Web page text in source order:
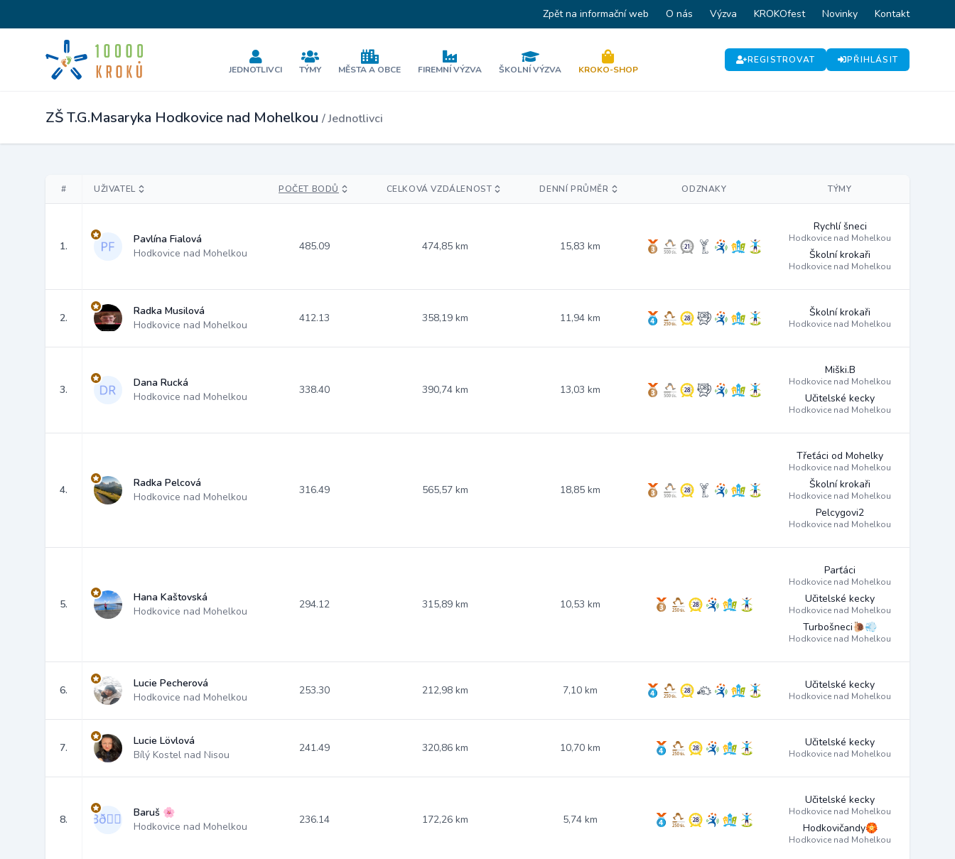
Zpět na informační web O nás Výzva KROKOfest Novinky Kontakt
JEDNOTLIVCI TÝMY MĚSTA A OBCE FIREMNÍ VÝZVA ŠKOLNÍ VÝZVA KROKO-SHOP
REGISTROVAT PŘIHLÁSIT
ZŠ T.G.Masaryka Hodkovice nad Mohelkou / Jednotlivci
# UŽIVATEL POČET BODŮ CELKOVÁ VZDÁLENOST DENNÍ PRŮMĚR ODZNAKY TÝMY
1.
Pavlína Fialová
Hodkovice nad Mohelkou
485.09 474,85 km 15,83 km
Rychlí šneci
Hodkovice nad Mohelkou
Školní krokaři
Hodkovice nad Mohelkou
2.
Radka Musilová
Hodkovice nad Mohelkou
412.13 358,19 km 11,94 km Školní krokaři
Hodkovice nad Mohelkou
3.
Dana Rucká
Hodkovice nad Mohelkou
338.40 390,74 km 13,03 km
Miški.B
Hodkovice nad Mohelkou
Učitelské kecky
Hodkovice nad Mohelkou
4.
Radka Pelcová
Hodkovice nad Mohelkou
316.49 565,57 km 18,85 km
Třeťáci od Mohelky
Hodkovice nad Mohelkou
Školní krokaři
Hodkovice nad Mohelkou
Pelcygovi2
Hodkovice nad Mohelkou
5.
Hana Kaštovská
Hodkovice nad Mohelkou
294.12 315,89 km 10,53 km
Parťáci
Hodkovice nad Mohelkou
Učitelské kecky
Hodkovice nad Mohelkou
Turbošneci🐌💨
Hodkovice nad Mohelkou
6.
Lucie Pecherová
Hodkovice nad Mohelkou
253.30 212,98 km 7,10 km Učitelské kecky
Hodkovice nad Mohelkou
7.
Lucie Lövlová
Bílý Kostel nad Nisou
241.49 320,86 km 10,70 km Učitelské kecky
Hodkovice nad Mohelkou
8.
Baruš 🌸
Hodkovice nad Mohelkou
236.14 172,26 km 5,74 km
Učitelské kecky
Hodkovice nad Mohelkou
Hodkovičandy🏵️
Hodkovice nad Mohelkou